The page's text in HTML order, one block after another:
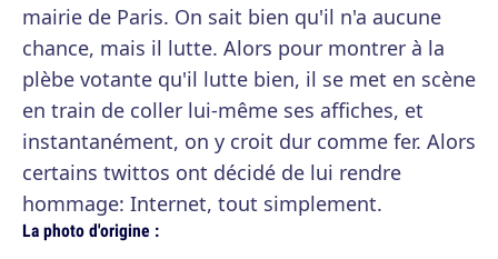
mairie de Paris. On sait bien qu'il n'a aucune
chance, mais il lutte. Alors pour montrer à la
plèbe votante qu'il lutte bien, il se met en scène
en train de coller lui-même ses affiches, et
instantanément, on y croit dur comme fer. Alors
certains twittos ont décidé de lui rendre
hommage: Internet, tout simplement.
La photo d'origine :